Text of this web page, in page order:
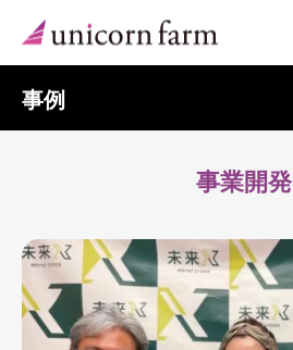
事例
事業開発